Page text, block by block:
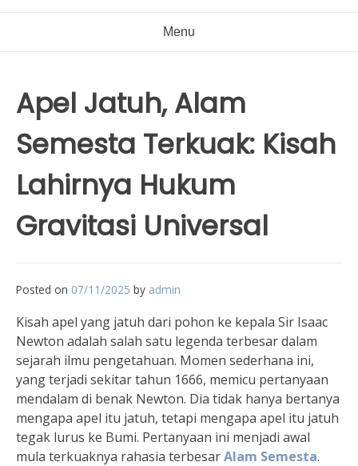
Menu
Apel Jatuh, Alam
Semesta Terkuak: Kisah
Lahirnya Hukum
Gravitasi Universal
Posted on 07/11/2025 by admin
Kisah apel yang jatuh dari pohon ke kepala Sir Isaac
Newton adalah salah satu legenda terbesar dalam
sejarah ilmu pengetahuan. Momen sederhana ini,
yang terjadi sekitar tahun 1666, memicu pertanyaan
mendalam di benak Newton. Dia tidak hanya bertanya
mengapa apel itu jatuh, tetapi mengapa apel itu jatuh
tegak lurus ke Bumi. Pertanyaan ini menjadi awal
mula terkuaknya rahasia terbesarAlam Semesta.